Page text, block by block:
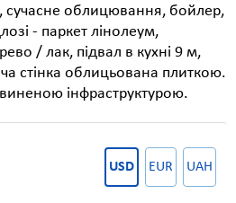
сучасне облицювання, бойлер,
- паркет лінолеум,
/ лак, підвал в кухні 9 м,
стінка облицьована плиткою.
інфраструктурою.
USD EUR UAH